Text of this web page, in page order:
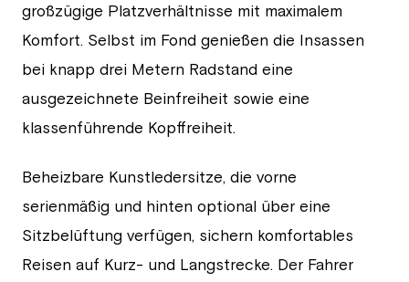
großzügige Platzverhältnisse mit maximalem
Komfort. Selbst im Fond genießen die Insassen
bei knapp drei Metern Radstand eine
ausgezeichnete Beinfreiheit sowie eine
klassenführende Kopffreiheit.
Beheizbare Kunstledersitze, die vorne
serienmäßig und hinten optional über eine
Sitzbelüftung verfügen, sichern komfortables
Reisen auf Kurz- und Langstrecke. Der Fahrer